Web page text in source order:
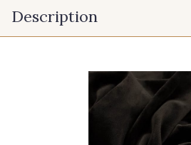
Description